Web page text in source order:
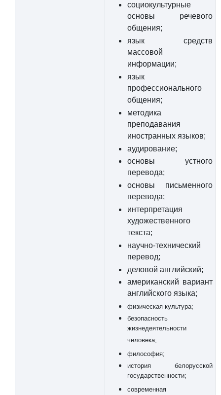
социокультурные
основы речевого
общения;
язык средств
массовой
информации;
язык
профессионального
общения;
методика
преподавания
иностранных языков;
аудирование;
основы устного
перевода;
основы письменного
перевода;
интерпретация
художественного
текста;
научно-технический
перевод;
деловой английский;
американский вариант
английского языка;
физическая культура;
безопасность
жизнедеятельности
человека;
философия;
история белорусской
государственности;
современная